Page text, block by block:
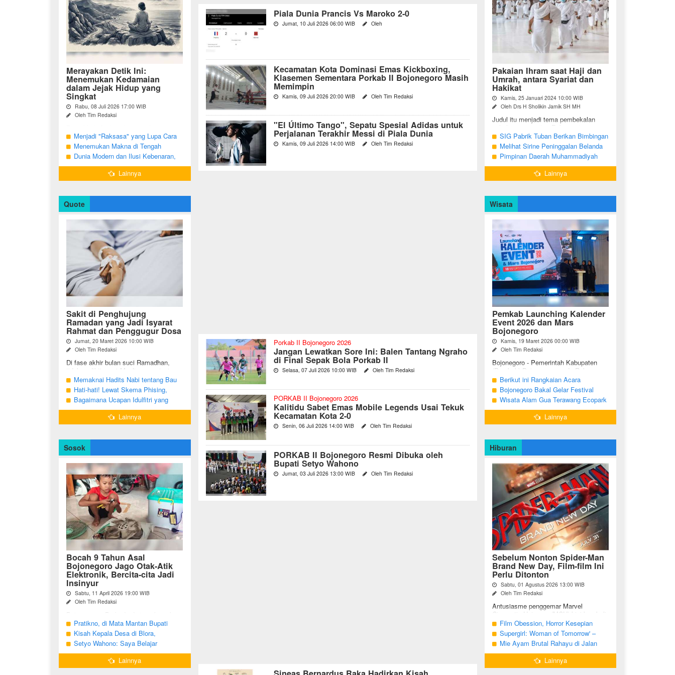
Piala Dunia Prancis Vs Maroko 2-0
Jumat, 10 Juli 2026 06:00 WIB Oleh
Kecamatan Kota Dominasi Emas Kickboxing,
Klasemen Sementara Porkab II Bojonegoro Masih
Memimpin
Kamis, 09 Juli 2026 20:00 WIB Oleh Tim Redaksi
"El Último Tango", Sepatu Spesial Adidas untuk
Perjalanan Terakhir Messi di Piala Dunia
Kamis, 09 Juli 2026 14:00 WIB Oleh Tim Redaksi
Porkab II Bojonegoro 2026
Jangan Lewatkan Sore Ini: Balen Tantang Ngraho
di Final Sepak Bola Porkab II
Selasa, 07 Juli 2026 10:00 WIB Oleh Tim Redaksi
PORKAB II Bojonegoro 2026
Kalitidu Sabet Emas Mobile Legends Usai Tekuk
Kecamatan Kota 2-0
Senin, 06 Juli 2026 14:00 WIB Oleh Tim Redaksi
PORKAB II Bojonegoro Resmi Dibuka oleh
Bupati Setyo Wahono
Jumat, 03 Juli 2026 13:00 WIB Oleh Tim Redaksi
Merayakan Detik Ini:
Menemukan Kedamaian
dalam Jejak Hidup yang
Singkat
Rabu, 08 Juli 2026 17:00 WIB
Oleh Tim Redaksi
pagi, menatap cermin, dan menyadari
bahwa garis-garis halus di wajah bukan
sekadar tanda penuaan, melainkan ...
Menjadi "Raksasa" yang Lupa Cara
Jadi Manusia
Menemukan Makna di Tengah
Langkah yang Belum Selesai
Dunia Modern dan Ilusi Kebenaran,
Antara Kesadaran dan terjebak Tipu
Lainnya
Quote
Sakit di Penghujung
Ramadan yang Jadi Isyarat
Rahmat dan Penggugur Dosa
Jumat, 20 Maret 2026 10:00 WIB
Oleh Tim Redaksi
Di fase akhir bulan suci Ramadhan,
tidak sedikit umat Muslim yang justru
diuji dengan kondisi kesehatan yang
menurun. Di tengah ...
Memaknai Hadits Nabi tentang Bau
Mulut Orang Berpuasa Secara Bijak
Agar Tidak Menggangu
Hati-hati! Lewat Skema Phising,
Akun Instagram Bisa Dibajak Kurang
dari 3 Menit
Bagaimana Ucapan Idulfitri yang
Benar Sesuai Sunah Rasulullah
Lainnya
Sosok
Bocah 9 Tahun Asal
Bojonegoro Jago Otak-Atik
Elektronik, Bercita-cita Jadi
Insinyur
Sabtu, 11 April 2026 19:00 WIB
Oleh Tim Redaksi
seusianya, seorang bocah dari Desa
Growok, Kecamatan Dander, Kabupaten
Bojonegoro ini justru memiliki minat
besar ...
Pratikno, di Mata Mantan Bupati
Bojonegoro, Kang Yoto
Kisah Kepala Desa di Blora,
Menjabat Tiga Periode Tapi Masih
Hidup Sederhana
Setyo Wahono: Saya Belajar
Pengabdian dari Orang Tua
Lainnya
Pakaian Ihram saat Haji dan
Umrah, antara Syariat dan
Hakikat
Kamis, 25 Januari 2024 10:00 WIB
Oleh Drs H Sholikin Jamik SH MH
Judul itu menjadi tema pembekalan
(24/01/2024) di Masjid Nabawi al
Munawaroh, Madinah, kepada jemaah
umrah dari ...
SIG Pabrik Tuban Berikan Bimbingan
Manasik Haji kepada CJH Kabupaten
Tuban
Melihat Sirine Peninggalan Belanda
Penanda Buka Puasa di Pendopo
Bupati Blora
Pimpinan Daerah Muhammadiyah
Bojonegoro Akan Gelar Salat
Iduladha 9 Juli 2022
Lainnya
Wisata
Pemkab Launching Kalender
Event 2026 dan Mars
Bojonegoro
Kamis, 19 Maret 2026 00:00 WIB
Oleh Tim Redaksi
Bojonegoro - Pemerintah Kabupaten
(Pemkab) Bojonegoro, pada Rabu
malam (18/03/2026), bertempat di Jalan
Mas Tumapel Bojoonegoro,
melaunching Kalender Event
Bojonegoro ...
Berikut ini Rangkaian Acara
Peringatan Hari Jadi Bojonegoro Ke-
348 Tahun 2025
Bojonegoro Bakal Gelar Festival
Geopark 2025
Wisata Alam Gua Terawang Ecopark
Blora Kini Semakin Menarik
Lainnya
Hiburan
Sebelum Nonton Spider-Man
Brand New Day, Film-film Ini
Perlu Ditonton
Sabtu, 01 Agustus 2026 13:00 WIB
Oleh Tim Redaksi
Antusiasme penggemar Marvel
Cinematic Universe (MCU) kini kembali
meningkat seiring tayangnya
petualangan terbaru Spider-Man Brand
New Day. Bagi penggemar garis ...
Film Obession, Horror Kesepian
Generasi Saat Ini
Supergirl: Woman of Tomorrow' –
Potensi yang Terperangkap dalam
Narasi Generik
Mie Ayam Brutal Rahayu di Jalan
Pemuda Bojonegoro, Kuliner dengan
Banyak Pilihan Menu
Lainnya